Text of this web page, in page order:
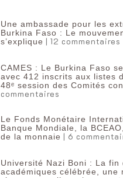
Une ambassade pour les
Burkina Faso : Le
s’explique | 12 commentaires
CAMES : Le Burkina Faso
avec 412 inscrits aux listes
48ᵉ session des Comités
commentaires
Le Fonds Monétaire
Banque Mondiale, la
de la monnaie | 6
Université Nazi Boni : La fin
académiques célébrée, une